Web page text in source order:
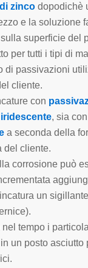
zincodopodichè
e la soluzione
superficie del
per tutti i tipi di
di passivazioni
cliente.
con
, sia con
a seconda della
del cliente.
corrosione può
un
nel tempo i
un posto asciutto